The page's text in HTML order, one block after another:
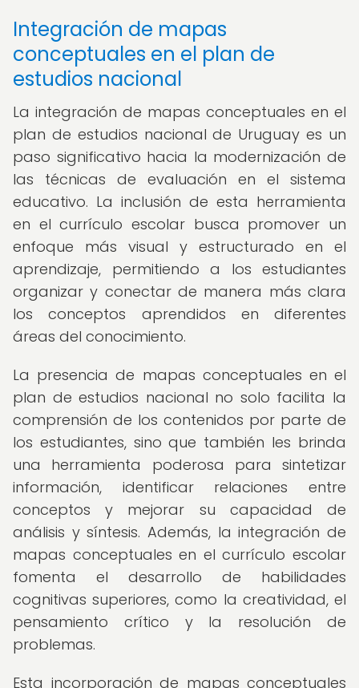
Integración de mapas
conceptuales en el plan de
estudios nacional
La integración de mapas conceptuales en el
plan de estudios nacional de Uruguay es un
paso significativo hacia la modernización de
las técnicas de evaluación en el sistema
educativo. La inclusión de esta herramienta
en el currículo escolar busca promover un
enfoque más visual y estructurado en el
aprendizaje, permitiendo a los estudiantes
organizar y conectar de manera más clara
los conceptos aprendidos en diferentes
áreas del conocimiento.
La presencia de mapas conceptuales en el
plan de estudios nacional no solo facilita la
comprensión de los contenidos por parte de
los estudiantes, sino que también les brinda
una herramienta poderosa para sintetizar
información, identificar relaciones entre
conceptos y mejorar su capacidad de
análisis y síntesis. Además, la integración de
mapas conceptuales en el currículo escolar
fomenta el desarrollo de habilidades
cognitivas superiores, como la creatividad, el
pensamiento crítico y la resolución de
problemas.
Esta incorporación de mapas conceptuales